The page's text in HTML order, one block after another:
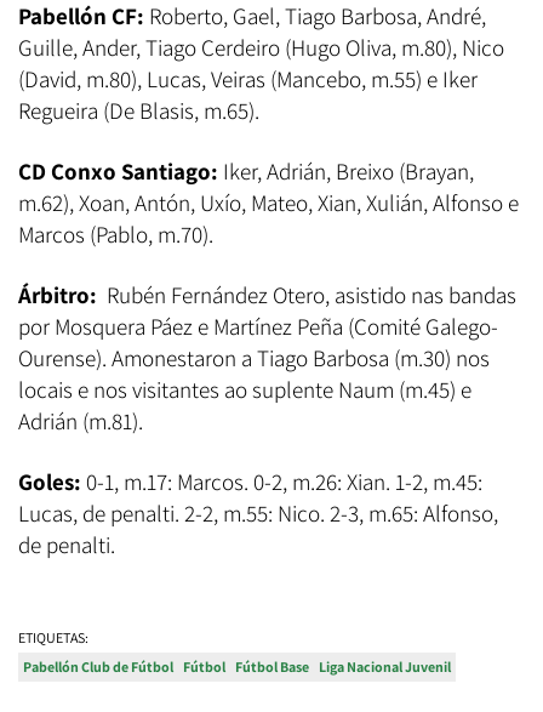
Pabellón CF: Roberto, Gael, Tiago Barbosa, André,
Guille, Ander, Tiago Cerdeiro (Hugo Oliva, m.80), Nico
(David, m.80), Lucas, Veiras (Mancebo, m.55) e Iker
Regueira (De Blasis, m.65).
CD Conxo Santiago: Iker, Adrián, Breixo (Brayan,
m.62), Xoan, Antón, Uxío, Mateo, Xian, Xulián, Alfonso e
Marcos (Pablo, m.70).
Árbitro: Rubén Fernández Otero, asistido nas bandas
por Mosquera Páez e Martínez Peña (Comité Galego-
Ourense). Amonestaron a Tiago Barbosa (m.30) nos
locais e nos visitantes ao suplente Naum (m.45) e
Adrián (m.81).
Goles: 0-1, m.17: Marcos. 0-2, m.26: Xian. 1-2, m.45:
Lucas, de penalti. 2-2, m.55: Nico. 2-3, m.65: Alfonso,
de penalti.
ETIQUETAS:
Pabellón Club de Fútbol Fútbol Fútbol Base Liga Nacional Juvenil